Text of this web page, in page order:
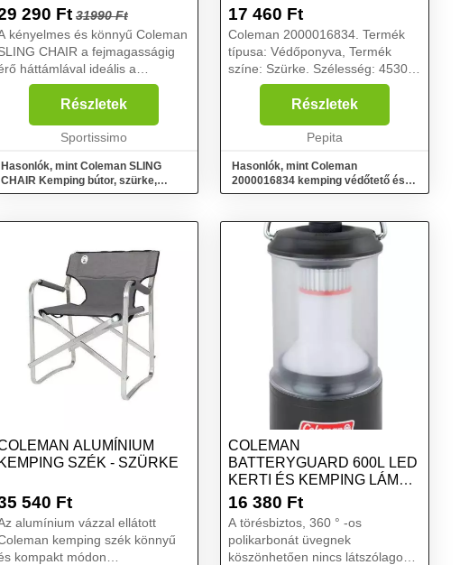
290 Ft 31990 Ft
kényelmes és könnyű Coleman
CHAIR a fejmagasságig
háttámlával ideális a
pihenéshez. Az összecsukott
szék méretei: 12 x 15 x 113 cm...
Részletek
Sportissimo
Hasonlók, mint Coleman SLING
CHAIR Kemping bútor, szürke,
méret
VÉDŐPONYVA SZÜRKE
17 460 Ft
Coleman 2000016834. Termék
típusa: Védőponyva, Termék
színe: Szürke. Szélesség: 4530
mm, Magasság: 1900 mm.
Csomagolás szélessége: 50 mm,
Csomagolás mélysége: 240 mm,
Csomagolás magassága: 360
Részletek
Pepita
Hasonlók, mint Coleman
2000016834 kemping védőtető és
menedékhely Védőponyva Szürke
ALUMÍNIUM
KEMPING SZÉK - SZÜRKE
540 Ft
alumínium vázzal ellátott
kemping szék könnyű
kompakt módon
COLEMAN
BATTERYGUARD 600L LED
KERTI ÉS KEMPING LÁMPA
- FEKETE
16 380 Ft
A törésbiztos, 360 ° -os
polikarbonát üvegnek
köszönhetően nincs látszólagos